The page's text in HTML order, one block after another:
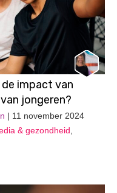
impact van
jongeren?
| 11 november 2024
& gezondheid,